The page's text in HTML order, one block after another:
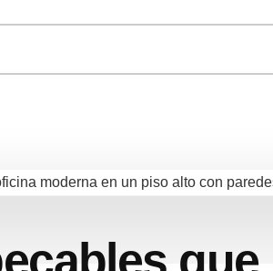
que